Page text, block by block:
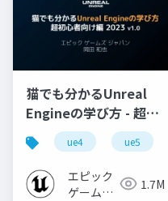
猫でも分かるUnreal
Engineの学び方 - 超初
心者向け編 - 2023 v1.0
ue4 ue5
エピック
ゲームズ
1.7M